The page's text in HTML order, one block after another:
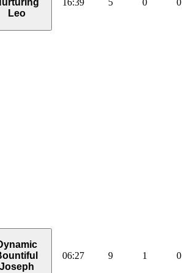
Leo
Joseph
06:27 9 1 0